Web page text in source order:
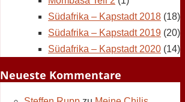
Südafrika – Kapstadt 2018 (18)
Südafrika – Kapstadt 2019 (20)
Südafrika – Kapstadt 2020 (14)
Neueste Kommentare